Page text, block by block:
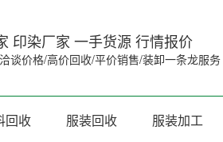
印染厂家 一手货源 行情报价
谈价格/高价回收/平价销售/装卸一条龙服务
回收 服装回收 服装加工